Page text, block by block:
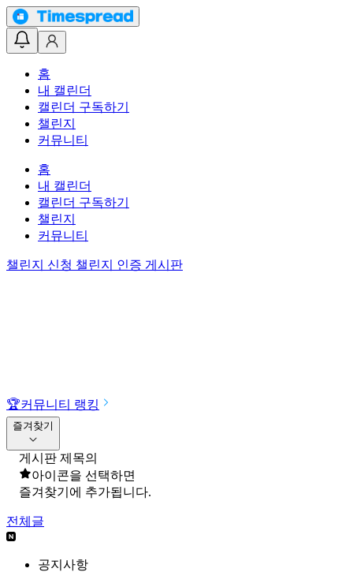
홈
내 캘린더
캘린더 구독하기
챌린지
커뮤니티
홈
내 캘린더
캘린더 구독하기
챌린지
커뮤니티
챌린지 신청 챌린지 인증 게시판
🏆커뮤니티 랭킹
즐겨찾기
게시판 제목의
아이콘을 선택하면
즐겨찾기에 추가됩니다.
전체글
공지사항